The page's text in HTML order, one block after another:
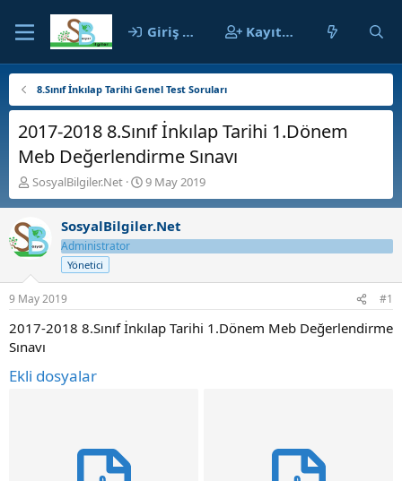
Giriş yap Kayıt ol
8.Sınıf İnkılap Tarihi Genel Test Soruları
2017-2018 8.Sınıf İnkılap Tarihi 1.Dönem
Meb Değerlendirme Sınavı
K
o
n
b
u
y
u
b
a
ş
l
SosyalBilgiler.Net
B
a
ş
l
ç
t
9 May 2019
SosyalBilgiler.Net
Administrator
Yönetici
9 May 2019 #1
2017-2018 8.Sınıf İnkılap Tarihi 1.Dönem Meb Değerlendirme
Sınavı
Ekli dosyalar